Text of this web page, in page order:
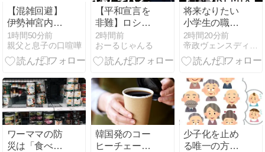
「中国本土で
ぶつかり合う
（前代未聞」
→
りにピッタリ
の名称が爆誕
してしまうw
【混雑回避】
伊勢神宮内宮
の近くへ行け
るのに観光客
は利用しない
留所がありま
した 謎の
1時間50分前
親父と息子の口喧嘩
【平和宣言を
非難】ロシア
外務省報道官
「広島市長は
『偽りの呪
ている」
2時間前
おーるじゃんる
将来なりたい
小学生の職業
にクレープ屋
とお花屋さん
とあとゲーム
が@v@楽しく
て収入良さそ
うなのゲーム
会社だけだな
ぁ～でっ君は
ブレス担当ね
2時間20分前
ワーママの防
災は「食べる
韓国発のコー
ヒーチェー
少子化を止め
る唯一の方法